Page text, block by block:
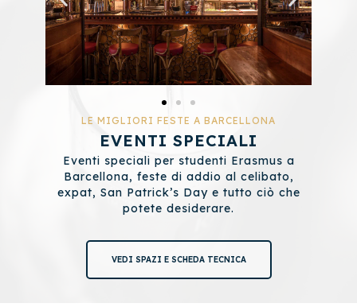
LE MIGLIORI FESTE A BARCELLONA
EVENTI SPECIALI
Eventi speciali per studenti Erasmus a
Barcellona, feste di addio al celibato,
expat, San Patrick’s Day e tutto ciò che
potete desiderare.
VEDI SPAZI E SCHEDA TECNICA